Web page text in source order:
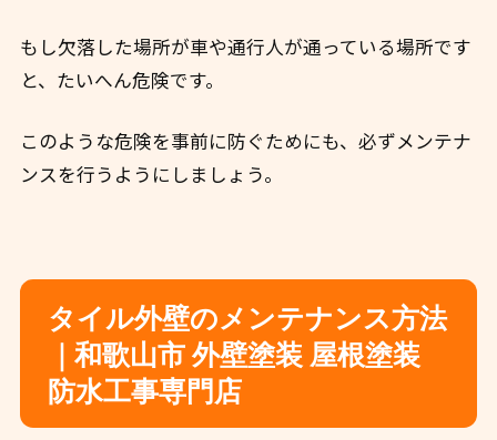
もし欠落した場所が車や通行人が通っている場所です
と、たいへん危険です。
このような危険を事前に防ぐためにも、必ずメンテナ
ンスを行うようにしましょう。
タイル外壁のメンテナンス方法
｜和歌山市 外壁塗装 屋根塗装
防水工事専門店